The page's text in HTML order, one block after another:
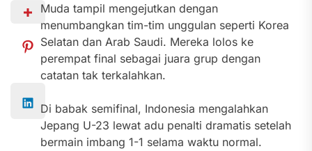
Muda tampil mengejutkan dengan
menumbangkan tim-tim unggulan seperti Korea
Selatan dan Arab Saudi. Mereka lolos ke
perempat final sebagai juara grup dengan
catatan tak terkalahkan.
Di babak semifinal, Indonesia mengalahkan
Jepang U-23 lewat adu penalti dramatis setelah
bermain imbang 1-1 selama waktu normal.